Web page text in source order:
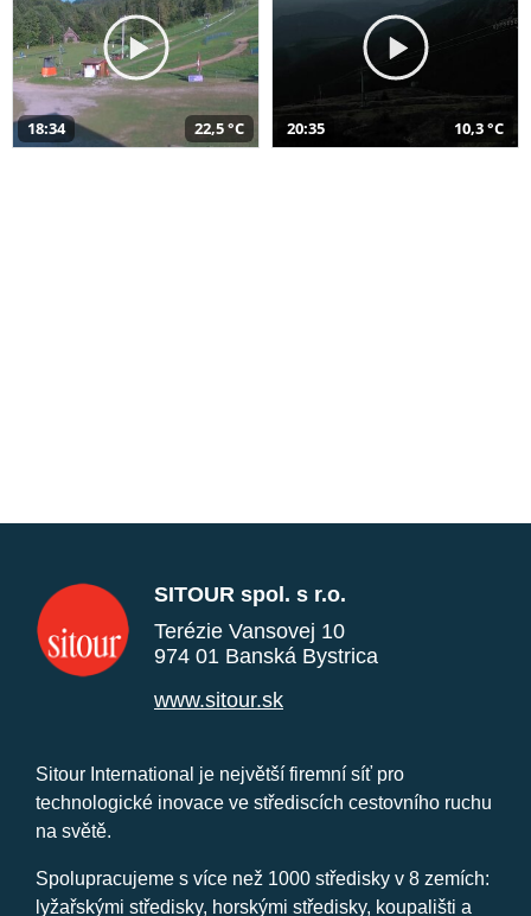
18:34 22,5 °C 20:35 10,3 °C
SITOUR spol. s r.o.
Terézie Vansovej 10
974 01 Banská Bystrica
www.sitour.sk
Sitour International je největší firemní síť pro
technologické inovace ve střediscích cestovního ruchu
na světě.
Spolupracujeme s více než 1000 středisky v 8 zemích:
lyžařskými středisky, horskými středisky, koupališti a